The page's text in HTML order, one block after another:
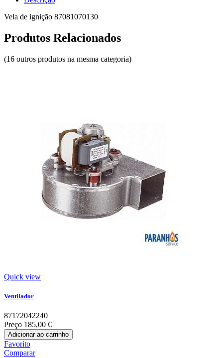
Vela de ignição 87081070130
Produtos Relacionados
(16 outros produtos na mesma categoria)
Quick view
Ventilador
87172042240
Preço 185,00 €
Adicionar ao carrinho
Favorito
Comparar